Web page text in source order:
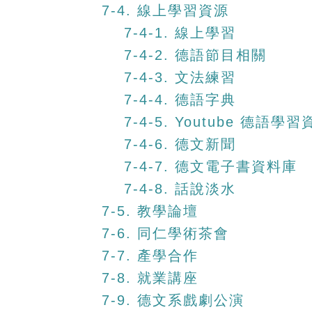
7-4. 線上學習資源
7-4-1. 線上學習
7-4-2. 德語節目相關
7-4-3. 文法練習
7-4-4. 德語字典
7-4-5. Youtube 德語學習
7-4-6. 德文新聞
7-4-7. 德文電子書資料庫
7-4-8. 話說淡水
7-5. 教學論壇
7-6. 同仁學術茶會
7-7. 產學合作
7-8. 就業講座
7-9. 德文系戲劇公演